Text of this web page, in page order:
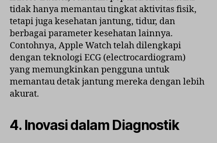
tidak hanya memantau tingkat aktivitas fisik,
tetapi juga kesehatan jantung, tidur, dan
berbagai parameter kesehatan lainnya.
Contohnya, Apple Watch telah dilengkapi
dengan teknologi ECG (electrocardiogram)
yang memungkinkan pengguna untuk
memantau detak jantung mereka dengan lebih
akurat.
4. Inovasi dalam Diagnostik